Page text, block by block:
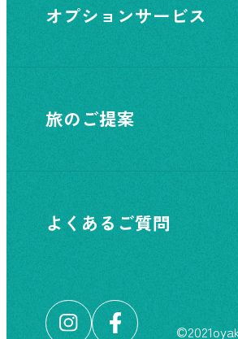
オプションサービス
旅のご提案
よくあるご質問